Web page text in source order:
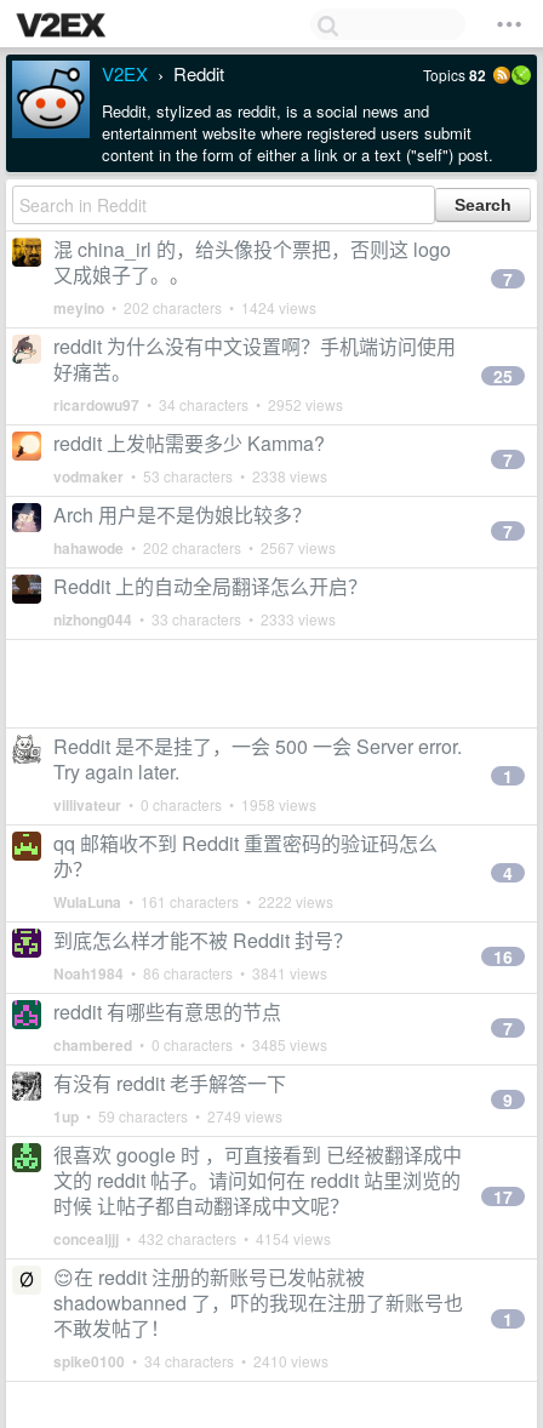
V2EX › Reddit Topics82
Reddit, stylized as reddit, is a social news and
entertainment website where registered users submit
content in the form of either a link or a text ("self") post.
混 china_irl 的，给头像投个票把，否则这 logo
又成娘子了。。
meyino • 202 characters • 1424 views
7
reddit 为什么没有中文设置啊？手机端访问使用
好痛苦。
ricardowu97 • 34 characters • 2952 views
25
reddit 上发帖需要多少 Kamma?
vodmaker • 53 characters • 2338 views
7
Arch 用户是不是伪娘比较多？
hahawode • 202 characters • 2567 views
7
Reddit 上的自动全局翻译怎么开启？
nizhong044 • 33 characters • 2333 views
Reddit 是不是挂了，一会 500 一会 Server error.
Try again later.
villivateur • 0 characters • 1958 views
1
qq 邮箱收不到 Reddit 重置密码的验证码怎么
办？
WulaLuna • 161 characters • 2222 views
4
到底怎么样才能不被 Reddit 封号？
Noah1984 • 86 characters • 3841 views
16
reddit 有哪些有意思的节点
chambered • 0 characters • 3485 views
7
有没有 reddit 老手解答一下
1up • 59 characters • 2749 views
9
很喜欢 google 时 ，可直接看到 已经被翻译成中
文的 reddit 帖子。请问如何在 reddit 站里浏览的
时候 让帖子都自动翻译成中文呢？
concealjjj • 432 characters • 4154 views
17
😌在 reddit 注册的新账号已发帖就被
shadowbanned 了，吓的我现在注册了新账号也
不敢发帖了！
spike0100 • 34 characters • 2410 views
1